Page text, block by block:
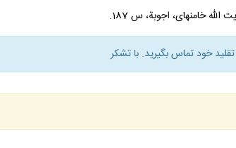
خود تماس بگيريد. با تشكر